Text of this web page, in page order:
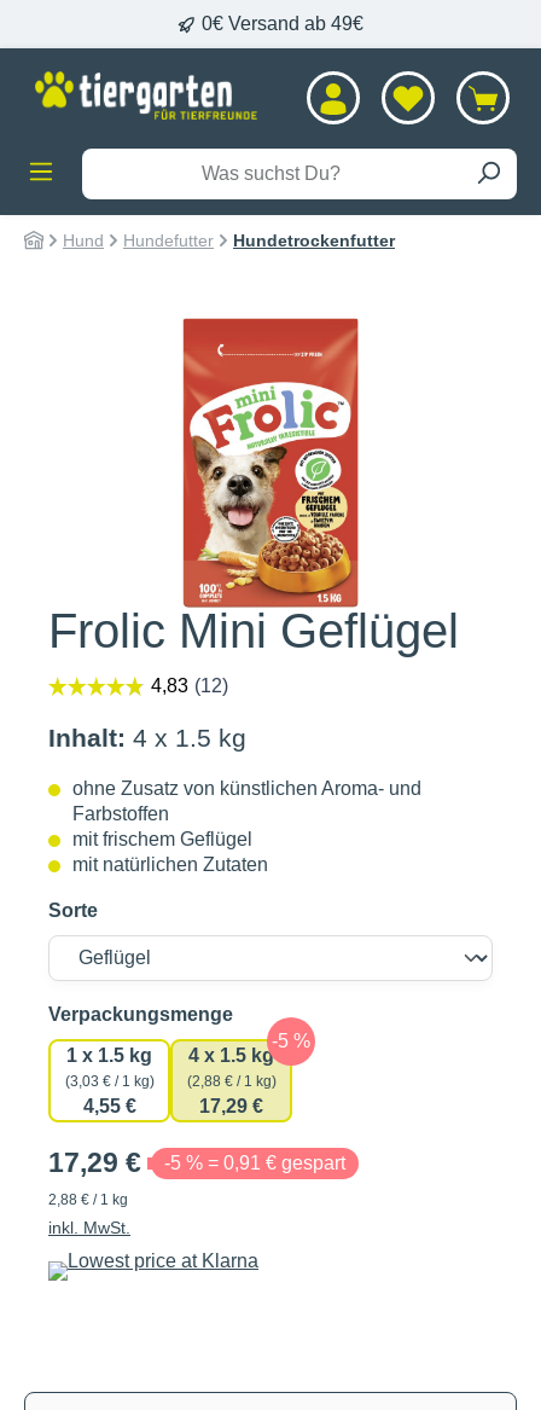
0€ Versand ab 49€
Hund Hundefutter Hundetrockenfutter
Frolic Mini Geflügel
Inhalt: 4 x 1.5 kg
ohne Zusatz von künstlichen Aroma- und
Farbstoffen
mit frischem Geflügel
mit natürlichen Zutaten
Sorte
Verpackungsmengeauswählen
1 x 1.5 kg
(3,03 € / 1 kg)
4,55 €
4 x 1.5 kg
(2,88 € / 1 kg)
17,29 €
17,29 € -5 % = 0,91 € gespart
2,88 € / 1 kg
inkl. MwSt.